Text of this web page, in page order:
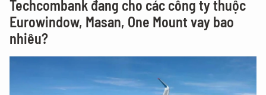
Techcombank đang cho các công ty thuộc
Eurowindow, Masan, One Mount vay bao
nhiêu?